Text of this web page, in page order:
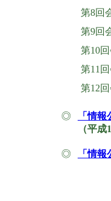
第8回
第9回
第10
第11
第12
◎
「情
（平
◎ 「情